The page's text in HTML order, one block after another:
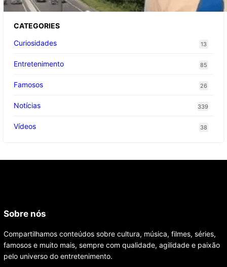
CATEGORIES
Curiosidades
13
Entretenimento 85
Famosos 26
Notícias 339
Vídeos 38
Sobre nós
Compartilhamos conteúdos sobre cultura, música, filmes, séries,
famosos e muito mais, sempre com qualidade, agilidade e paixão
pelo universo do entretenimento.